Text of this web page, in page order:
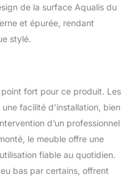
de la surface Aqualis du
et épurée, rendant
stylé.
point fort pour ce produit. Les
facilité d’installation, bien
d’un professionnel
le meuble offre une
fiable au quotidien.
bas par certains, offrent